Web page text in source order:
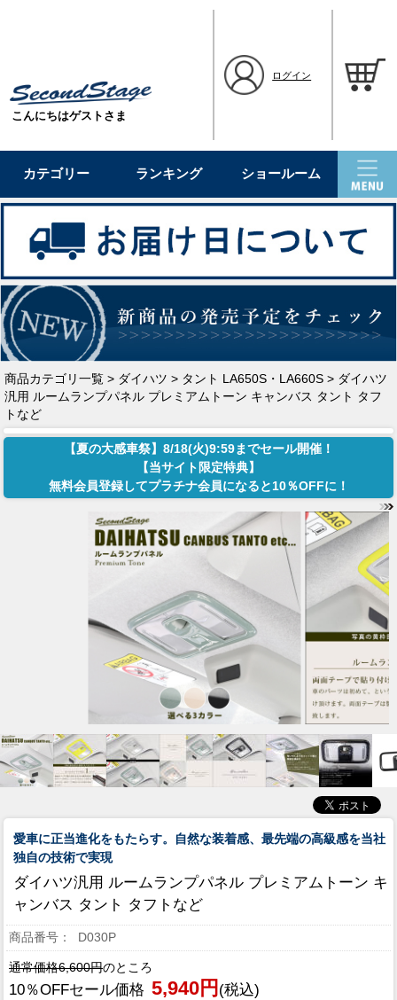
こんにちはゲストさま
ログイン
カテゴリー ランキング ショールーム
商品カテゴリ一覧 > ダイハツ > タント LA650S・LA660S > ダイハツ
汎用 ルームランプパネル プレミアムトーン キャンバス タント タフ
トなど
【夏の大感車祭】8/18(火)9:59までセール開催！
【当サイト限定特典】
無料会員登録してプラチナ会員になると10％OFFに！
愛車に正当進化をもたらす。自然な装着感、最先端の高級感を当社
独自の技術で実現
ダイハツ汎用 ルームランプパネル プレミアムトーン キ
ャンバス タント タフトなど
D030P
通常価格6,600円のところ
10％OFFセール価格 5,940円 (税込)